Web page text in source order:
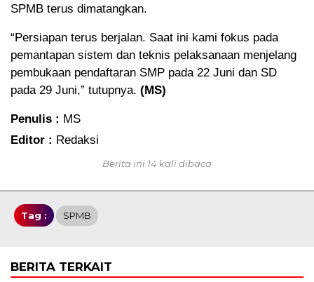
SPMB terus dimatangkan.
“Persiapan terus berjalan. Saat ini kami fokus pada
pemantapan sistem dan teknis pelaksanaan menjelang
pembukaan pendaftaran SMP pada 22 Juni dan SD
pada 29 Juni,” tutupnya. (MS)
Penulis : MS
Editor : Redaksi
Berita ini 14 kali dibaca
Tag : SPMB
BERITA TERKAIT